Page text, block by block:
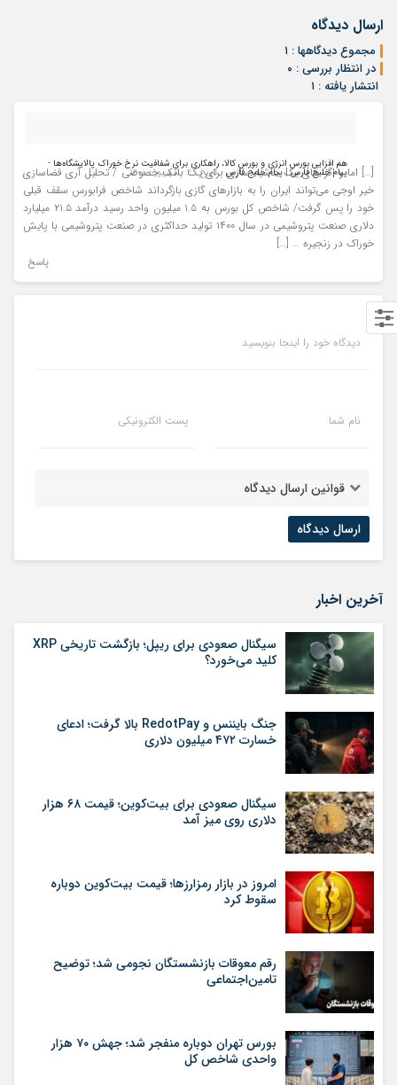
ارسال دیدگاه
مجموع دیدگاهها : ۱
در انتظار بررسی : ۰
انتشار یافته : ۱
هم افزایی بورس انرژی و بورس کالا، راهکاری برای شفافیت نرخ خوراک پالایشگاه‌ها -
پیام خلیج فارس | پیام خلیج فارس - تاریخ : ۴ - شهریور - ۱۴۰۰
[…] اما و اگر های یک حاشیه سازی برای یک بانک خصوصی / تحلیل آری فضاسازی
خیر اوجی می‌تواند ایران را به بازارهای گازی بازگرداند شاخص فرابورس سقف قبلی
خود را پس گرفت/ شاخص کل بورس به ۱.۵ میلیون واحد رسید درآمد ۲۱.۵ میلیارد
دلاری صنعت پتروشیمی در سال ۱۴۰۰ تولید حداکثری در صنعت پتروشیمی با پایش
خوراک در زنجیره … […]
پاسخ
دیدگاه خود را اینجا بنویسید
نام شما پست الکترونیکی
قوانین ارسال دیدگاه
آخرین اخبار
سیگنال صعودی برای ریپل؛ بازگشت تاریخی XRP
کلید می‌خورد؟
جنگ بایننس و RedotPay بالا گرفت؛ ادعای
خسارت ۴۷۲ میلیون دلاری
سیگنال صعودی برای بیت‌کوین؛ قیمت ۶۸ هزار
دلاری روی میز آمد
امروز در بازار رمزارزها؛ قیمت بیت‌کوین دوباره
سقوط کرد
رقم معوقات بازنشستگان نجومی شد؛ توضیح
تامین‌اجتماعی
بورس تهران دوباره منفجر شد؛ جهش ۷۰ هزار
واحدی شاخص کل